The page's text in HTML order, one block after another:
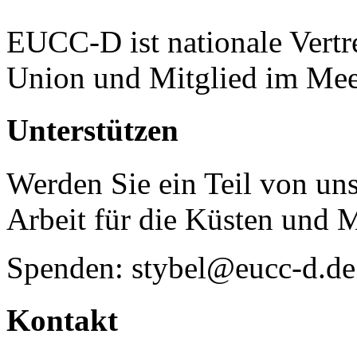
EUCC-D ist nationale
Union und Mitglied im
Unterstützen
Werden Sie ein Teil von
Arbeit für die Küsten und
Spenden: stybel@eucc-d.de
Kontakt